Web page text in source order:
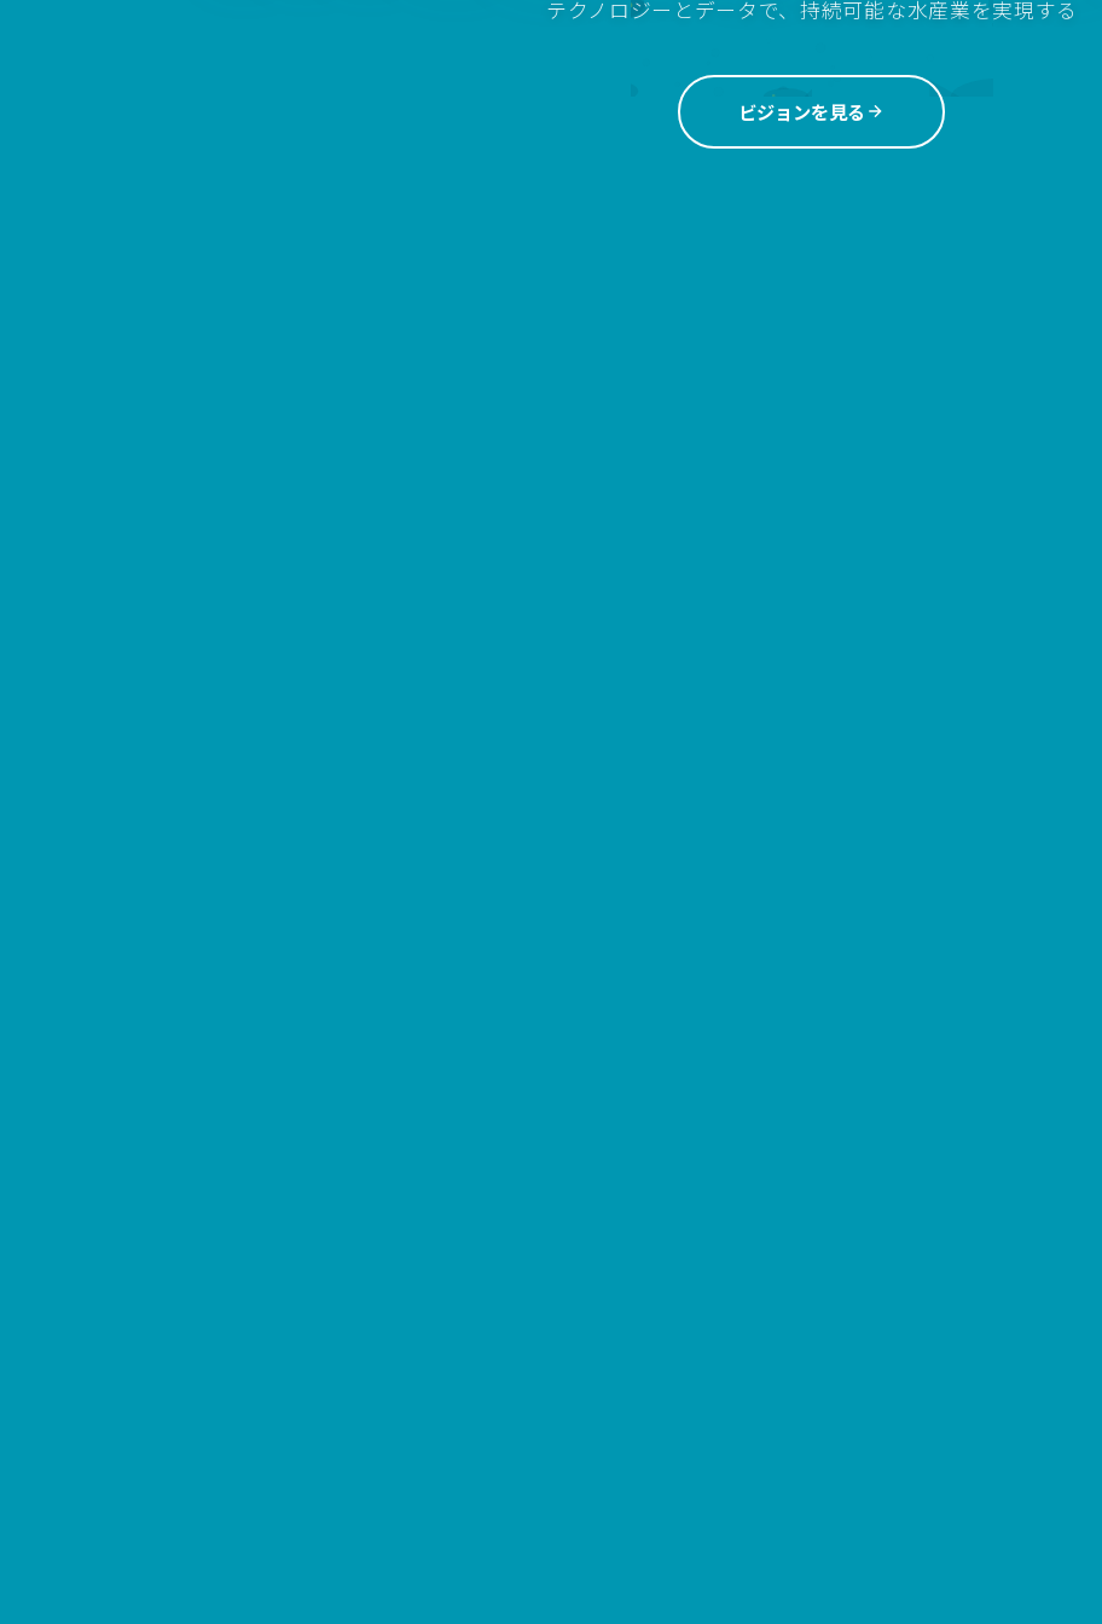
テクノロジーとデータで、持続可能な水産業を実現する
ビジョンを見る